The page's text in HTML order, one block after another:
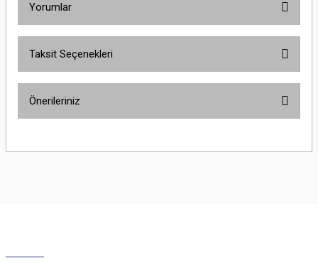
Yorumlar
Taksit Seçenekleri
Önerileriniz
yetersiz gördüğünüz noktaları öneri formunu kullanarak tarafımıza